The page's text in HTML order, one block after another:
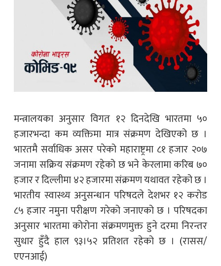
मन्त्रालयका अनुसार विगत १२ दिनदेखि भारतमा ५०
हजारभन्दा कम व्यक्तिमा मात्र संक्रमण देखिएको छ ।
भारतमै सर्वाधिक असर परेको महाराष्ट्रमा ८१ हजार २०७
जनामा सक्रिय संक्रमण रहेको छ भने केरलामा करिब ७०
हजार र दिल्लीमा ४२ हजारमा संक्रमण यथावत रहेको छ ।
भारतीय स्वास्थ्य अनुसन्धान परिषदले देशभर १२ करोड
८५ हजार नमुना परीक्षण गरेको जनाएको छ । परिषदका
अनुसार भारतमा कोरोना संक्रमणमुक्त हुने दरमा निरन्तर
सुधार हुँदै हाल ९३।५२ प्रतिशत रहेको छ । (रासस/
एएनआई)